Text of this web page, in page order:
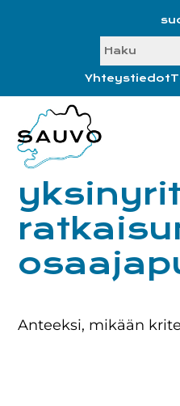
alatunnisteeseenSEARCH
Yhteystiedot
Anteeksi, mikään